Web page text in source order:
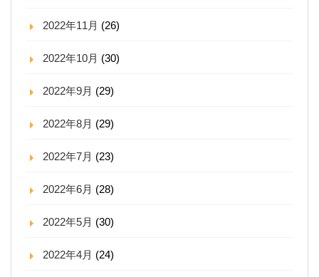
2022年11月 (26)
2022年10月 (30)
2022年9月 (29)
2022年8月 (29)
2022年7月 (23)
2022年6月 (28)
2022年5月 (30)
2022年4月 (24)